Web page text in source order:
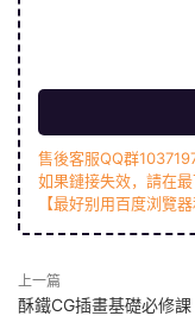
售後客服QQ群
如果鏈接失效，請在
【最好别用百度浏覽
上一篇
酥鐵CG插畫基礎必修